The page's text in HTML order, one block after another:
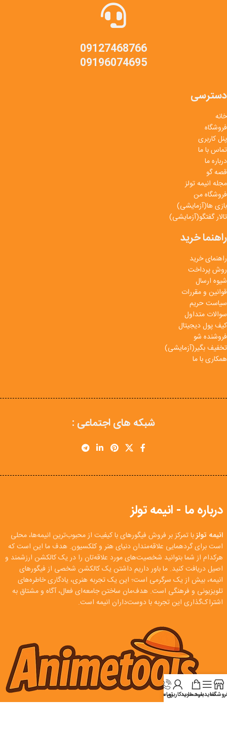
09127468766
09196074695
دسترسی
خانه
فروشگاه
پنل کاربری
تماس با ما
درباره ما
قصه گو
مجله انیمه تولز
فروشگاه من
بازی ها(آزمایشی)
تالار گفتگو(آزمایشی)
راهنما خرید
راهنمای خرید
روش پرداخت
شیوه ارسال
قوانین و مقررات
سیاست حریم
سوالات متداول
کیف پول دیجیتال
فروشنده شو
تخفیف بگیر(آزمایشی)
همکاری با ما
شبکه های اجتماعی :
درباره ما - انیمه تولز
انیمه تولزبا تمرکز بر فروش فیگورهای با کیفیت از محبوب‌ترین انیمه‌ها، محلی
است برای گردهمایی علاقه‌مندان دنیای هنر و کلکسیون. هدف ما این است که
هرکدام از شما بتوانید شخصیت‌های مورد علاقه‌تان را در یک کالکشن ارزشمند و
اصیل دریافت کنید. ما باور داریم داشتن یک کالکشن شخصی از فیگورهای
انیمه، بیش از یک سرگرمی است؛ این یک تجربه هنری، یادگاری خاطره‌های
تلویزیونی و فرهنگی است. هدف‌مان ساختن جامعه‌ای فعال، آگاه و مشتاق به
اشتراک‌گذاری این تجربه با دوست‌داران انیمه است.
سایدبارسبد خرید
حساب کاربری من
تماس